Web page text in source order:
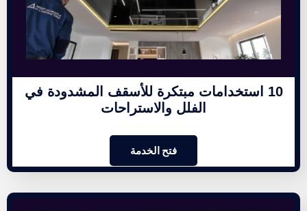
10 استخدامات مبتكرة للأسقف المشدودة في
الفلل والاستراحات
فتح الخدمة